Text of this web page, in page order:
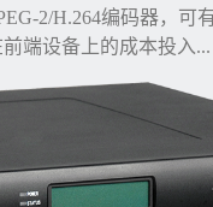
2/H.264编码器，可
端设备上的成本投入...